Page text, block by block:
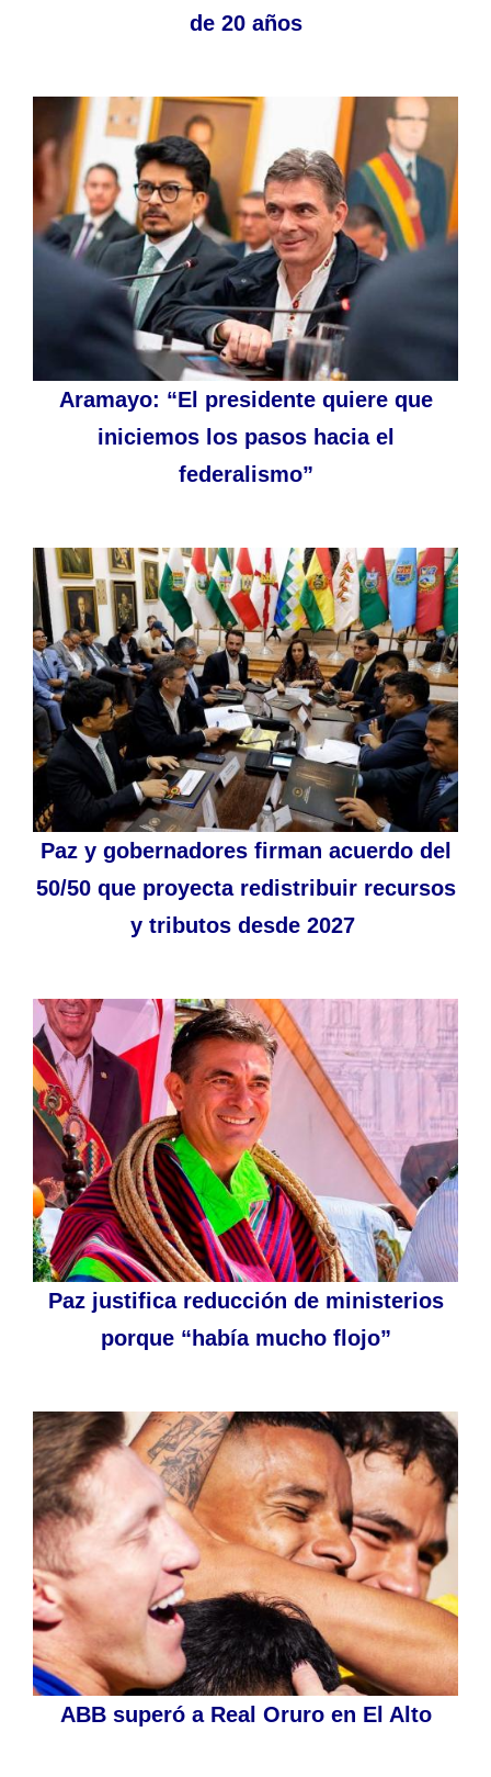
de 20 años
Aramayo: “El presidente quiere que
iniciemos los pasos hacia el
federalismo”
Paz y gobernadores firman acuerdo del
50/50 que proyecta redistribuir recursos
y tributos desde 2027
Paz justifica reducción de ministerios
porque “había mucho flojo”
ABB superó a Real Oruro en El Alto